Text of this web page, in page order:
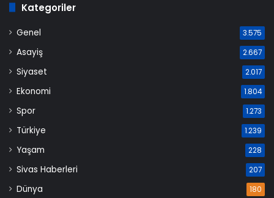
Kategoriler
Genel 3.575
Asayiş 2.667
Siyaset 2.017
Ekonomi 1.804
Spor 1.273
Türkiye 1.239
Yaşam 228
Sivas Haberleri 207
Dünya 180